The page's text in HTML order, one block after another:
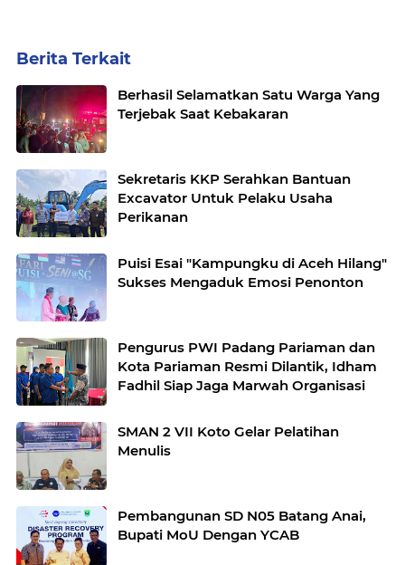
Berita Terkait
Berhasil Selamatkan Satu Warga Yang
Terjebak Saat Kebakaran
Sekretaris KKP Serahkan Bantuan
Excavator Untuk Pelaku Usaha
Perikanan
Puisi Esai "Kampungku di Aceh Hilang"
Sukses Mengaduk Emosi Penonton
Pengurus PWI Padang Pariaman dan
Kota Pariaman Resmi Dilantik, Idham
Fadhil Siap Jaga Marwah Organisasi
SMAN 2 VII Koto Gelar Pelatihan
Menulis
Pembangunan SD N05 Batang Anai,
Bupati MoU Dengan YCAB